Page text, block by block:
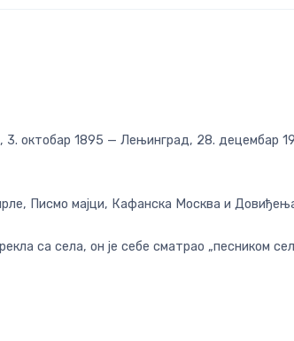
октобар 1895 — Лењинград, 28. децембар
Писмо мајци, Кафанска Москва и
са села, он је себе сматрао „песником